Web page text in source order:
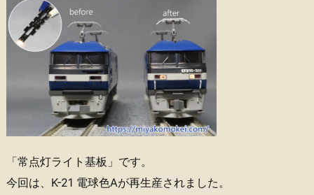
「常点灯ライト基板」です。
今回は、K-21 電球色Aが再生産されました。